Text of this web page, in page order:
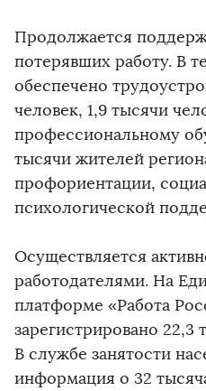
Продолжается
потерявших работу. В
обеспечено
человек, 1,9 тысячи
профессиональному
тысячи жителей
профориентации,
психологической
Осуществляется
работодателями. На
платформе «Работа
зарегистрировано 22,3
В службе занятости
информация о 32